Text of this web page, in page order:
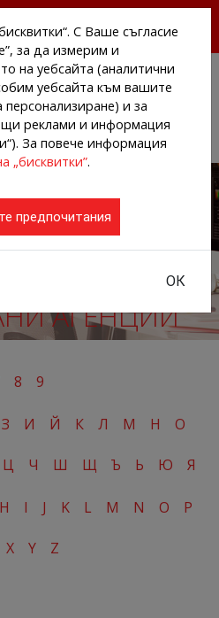
И КОМПАНИИТЕ
АГЕНЦИИ
8 9
З И Й К Л М Н О
Ц Ч Ш Щ Ъ Ь Ю Я
H I J K L M N O P
X Y Z
С Ваше съгласие
за да измерим и
на уебсайта (аналитични
уебсайта към вашите
персонализиране) и за
реклами и информация
За повече информация
„бисквитки”.
предпочитания
ОК